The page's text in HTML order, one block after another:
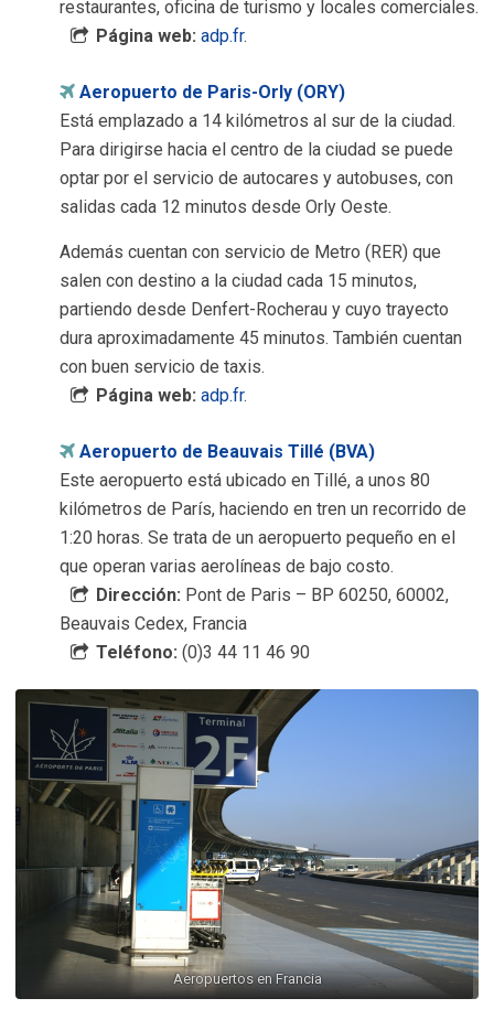
restaurantes, oficina de turismo y locales comerciales.
Página web: adp.fr.
Aeropuerto de Paris-Orly (ORY)
Está emplazado a 14 kilómetros al sur de la ciudad.
Para dirigirse hacia el centro de la ciudad se puede
optar por el servicio de autocares y autobuses, con
salidas cada 12 minutos desde Orly Oeste.
Además cuentan con servicio de Metro (RER) que
salen con destino a la ciudad cada 15 minutos,
partiendo desde Denfert-Rocherau y cuyo trayecto
dura aproximadamente 45 minutos. También cuentan
con buen servicio de taxis.
Página web: adp.fr.
Aeropuerto de Beauvais Tillé (BVA)
Este aeropuerto está ubicado en Tillé, a unos 80
kilómetros de París, haciendo en tren un recorrido de
1:20 horas. Se trata de un aeropuerto pequeño en el
que operan varias aerolíneas de bajo costo.
Dirección: Pont de Paris – BP 60250, 60002,
Beauvais Cedex, Francia
Teléfono: (0)3 44 11 46 90
Aeropuertos en Francia